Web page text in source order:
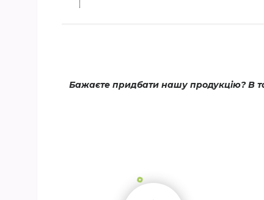
Бажаєте придбати нашу продукцію? В